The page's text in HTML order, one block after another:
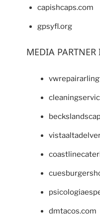
capishcaps.com
gpsyfl.org
MEDIA PARTNER
dmtacos.com